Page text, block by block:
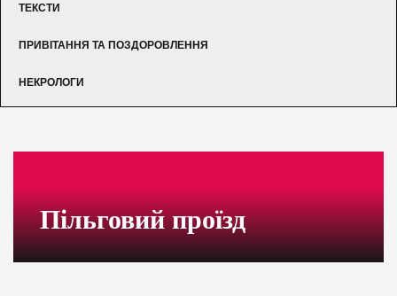
ТЕКСТИ
ПРИВІТАННЯ ТА ПОЗДОРОВЛЕННЯ
НЕКРОЛОГИ
Пільговий проїзд